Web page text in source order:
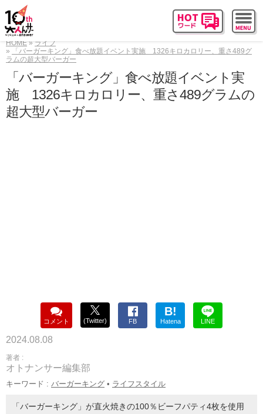
HOME
ライフ
「バーガーキング」食べ放題イベント実施 1326キロカロリー、重さ489グ
ラムの超大型バーガー
「バーガーキング」食べ放題イベント実
施 1326キロカロリー、重さ489グラムの
超大型バーガー
コメント (Twitter) FB
B!
Hatena LINE
2024.08.08
著者 :
オトナンサー編集部
キーワード : バーガーキング • ライフスタイル
「バーガーキング」が直火焼きの100％ビーフパティ4枚を使用